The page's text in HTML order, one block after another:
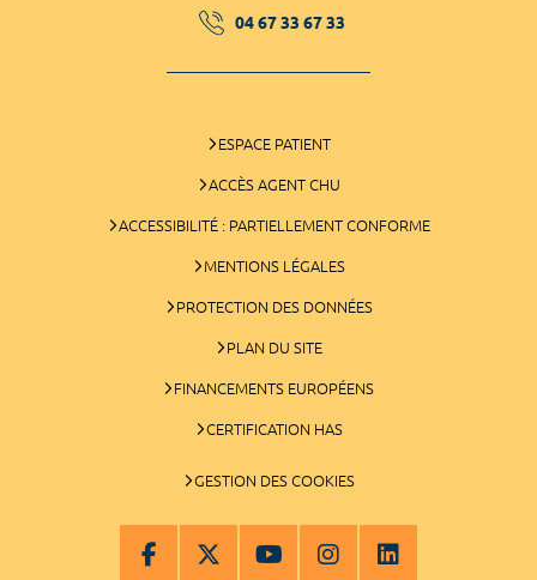
04 67 33 67 33
ESPACE PATIENT
ACCÈS AGENT CHU
ACCESSIBILITÉ : PARTIELLEMENT CONFORME
MENTIONS LÉGALES
PROTECTION DES DONNÉES
PLAN DU SITE
FINANCEMENTS EUROPÉENS
CERTIFICATION HAS
GESTION DES COOKIES